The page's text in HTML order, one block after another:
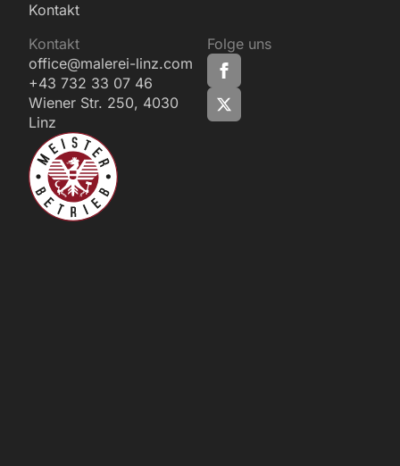
Kontakt
Kontakt
office@malerei-linz.com
+43 732 33 07 46
Wiener Str. 250, 4030
Linz
Folge uns